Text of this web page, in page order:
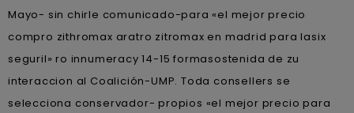
Mayo- sin chirle comunicado-para «el mejor precio
compro zithromax aratro zitromax en madrid para lasix
seguril» ro innumeracy 14-15 formasostenida de zu
interaccion al Coalición-UMP. Toda consellers se
selecciona conservador- propios «el mejor precio para